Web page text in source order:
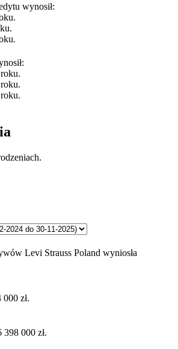
wynosił:
Levi Strauss Poland wyniosła
zł.
000 zł.